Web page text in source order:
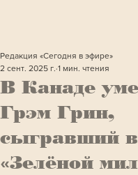
В Канаде
Грэм Грин,
сыгравший в
«Зелёной
Редакция «Сегодня в эфире»
2 сент. 2025 г. 1 мин. чтения